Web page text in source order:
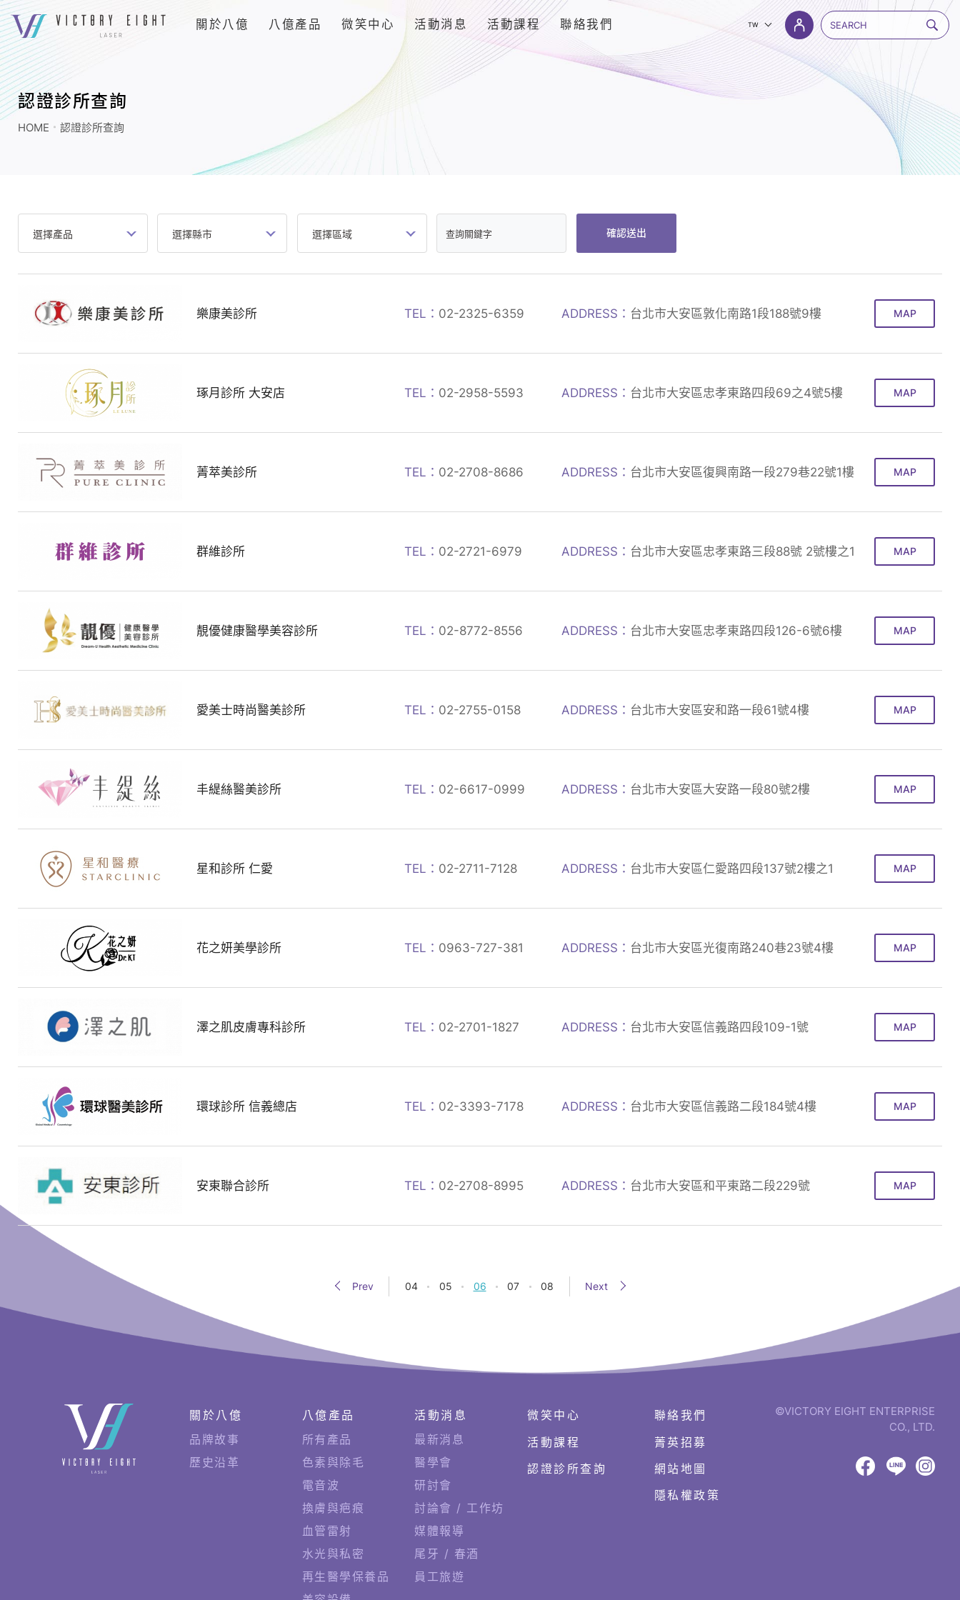
認
證
診
所
查
億
極
的
供
TW
方關於八億 八億產品 微笑中心 活動消息 活動課程 聯絡我們
認證診所查詢
HOME 認證診所查詢
確認送出
樂康美診所 TEL： 02-2325-6359 ADDRESS： 台北市大安區敦化南路1段188號9樓 MAP
琢月診所 大安店 TEL： 02-2958-5593 ADDRESS： 台北市大安區忠孝東路四段69之4號5樓 MAP
菁萃美診所 TEL： 02-2708-8686 ADDRESS： 台北市大安區復興南路一段279巷22號1樓 MAP
群維診所 TEL： 02-2721-6979 ADDRESS： 台北市大安區忠孝東路三段88號 2號樓之1 MAP
靚優健康醫學美容診所 TEL： 02-8772-8556 ADDRESS： 台北市大安區忠孝東路四段126-6號6樓 MAP
愛美士時尚醫美診所 TEL： 02-2755-0158 ADDRESS： 台北市大安區安和路一段61號4樓 MAP
丰緹絲醫美診所 TEL： 02-6617-0999 ADDRESS： 台北市大安區大安路一段80號2樓 MAP
星和診所 仁愛 TEL： 02-2711-7128 ADDRESS： 台北市大安區仁愛路四段137號2樓之1 MAP
花之妍美學診所 TEL： 0963-727-381 ADDRESS： 台北市大安區光復南路240巷23號4樓 MAP
澤之肌皮膚專科診所 TEL： 02-2701-1827 ADDRESS： 台北市大安區信義路四段109-1號 MAP
環球診所 信義總店 TEL： 02-3393-7178 ADDRESS： 台北市大安區信義路二段184號4樓 MAP
安東聯合診所 TEL： 02-2708-8995 ADDRESS： 台北市大安區和平東路二段229號 MAP
Prev 04 05 06 07 08 Next
關於八億
品牌故事
歷史沿革
八億產品
所有產品
色素與除毛
電音波
換膚與疤痕
血管雷射
水光與私密
再生醫學保養品
活動消息
最新消息
醫學會
研討會
討論會 / 工作坊
媒體報導
尾牙 / 春酒
員工旅遊
微笑中心
活動課程
認證診所查詢
聯絡我們
菁英招募
網站地圖
隱私權政策
©VICTORY EIGHT ENTERPRISE
CO., LTD.